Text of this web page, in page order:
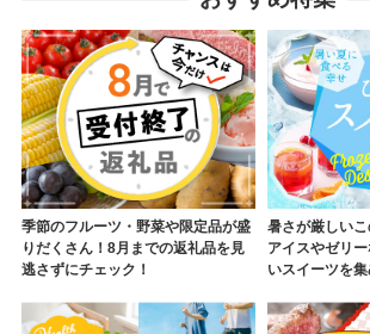
季節のフルーツ・野菜や限定品が盛
りだくさん！8月までの返礼品を見
逃さずにチェック！
暑さが厳しい
アイスやゼリ
いスイーツを集